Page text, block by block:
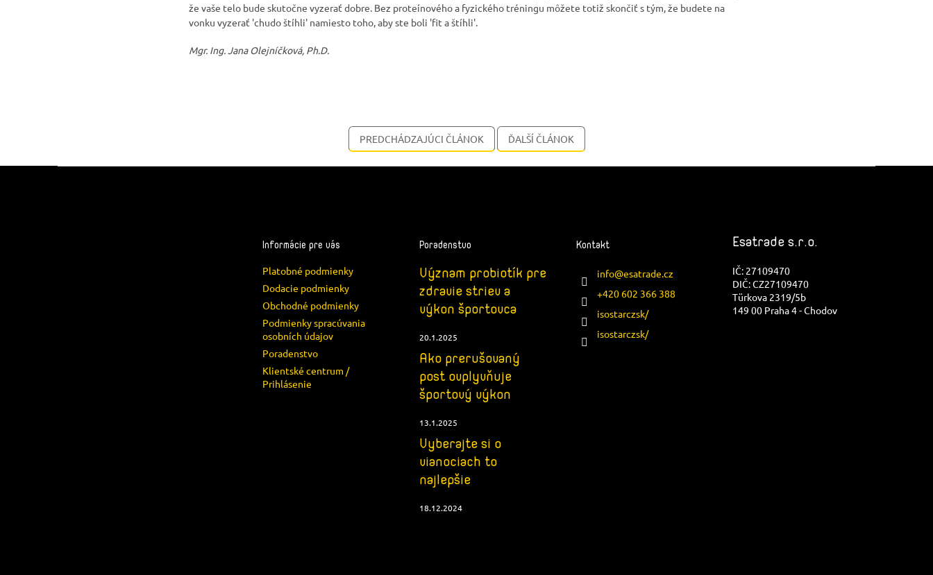
že vaše telo bude skutočne vyzerať dobre. Bez proteínového a fyzického tréningu môžete totiž skončiť s tým, že budete na
vonku vyzerať 'chudo štíhli' namiesto toho, aby ste boli 'fit a štíhli'.
Mgr. Ing. Jana Olejníčková, Ph.D.
PREDCHÁDZAJÚCI ČLÁNOK ĎALŠÍ ČLÁNOK
Informácie pre vás
Platobné podmienky
Dodacie podmienky
Obchodné podmienky
Podmienky spracúvania
osobních údajov
Poradenstvo
Klientské centrum /
Prihlásenie
Poradenstvo
Význam probiotík pre
zdravie striev a
výkon športovca
20.1.2025
Ako prerušovaný
post ovplyvňuje
športový výkon
13.1.2025
Vyberajte si o
vianociach to
najlepšie
18.12.2024
Kontakt
info@esatrade.cz
+420 602 366 388
isostarczsk/
isostarczsk/
Esatrade s.r.o.
IČ: 27109470
DIČ: CZ27109470
Türkova 2319/5b
149 00 Praha 4 - Chodov